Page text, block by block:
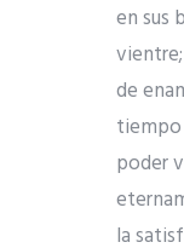
en sus
de
tiempo
poder
la